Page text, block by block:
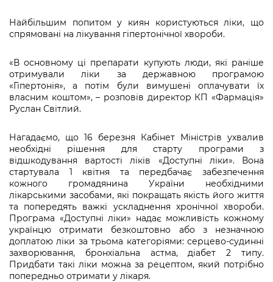
Найбільшим попитом у киян користуються ліки, що
спрямовані на лікування гіпертонічної хвороби.
«В основному ці препарати купують люди, які раніше
отримували ліки за державною програмою
«Гіпертонія», а потім були вимушені оплачувати їх
власним коштом», – розповів директор КП «Фармація»
Руслан Світлий.
Нагадаємо, що 16 березня Кабінет Міністрів ухвалив
необхідні рішення для старту програми з
відшкодування вартості ліків «Доступні ліки». Вона
стартувала 1 квітня та передбачає забезпечення
кожного громадянина України необхідними
лікарськими засобами, які покращать якість його життя
та попередять важкі ускладнення хронічної хвороби.
Програма «Доступні ліки» надає можливість кожному
українцю отримати безкоштовно або з незначною
доплатою ліки за трьома категоріями: серцево-судинні
захворювання, бронхіальна астма, діабет 2 типу.
Придбати такі ліки можна за рецептом, який потрібно
попередньо отримати у лікаря.